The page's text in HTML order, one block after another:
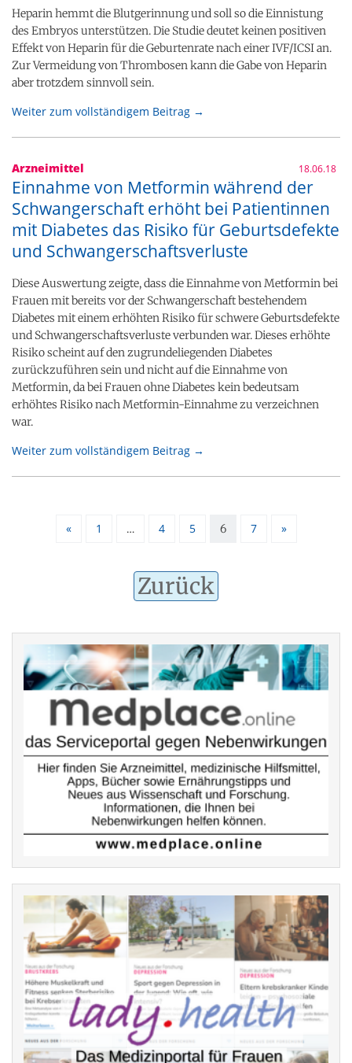
Heparin hemmt die Blutgerinnung und soll so die Einnistung
des Embryos unterstützen. Die Studie deutet keinen positiven
Effekt von Heparin für die Geburtenrate nach einer IVF/ICSI an.
Zur Vermeidung von Thrombosen kann die Gabe von Heparin
aber trotzdem sinnvoll sein.
Weiter zum vollständigem Beitrag →
Arzneimittel 18.06.18
Einnahme von Metformin während der
Schwangerschaft erhöht bei Patientinnen
mit Diabetes das Risiko für Geburtsdefekte
und Schwangerschaftsverluste
Diese Auswertung zeigte, dass die Einnahme von Metformin bei
Frauen mit bereits vor der Schwangerschaft bestehendem
Diabetes mit einem erhöhten Risiko für schwere Geburtsdefekte
und Schwangerschaftsverluste verbunden war. Dieses erhöhte
Risiko scheint auf den zugrundeliegenden Diabetes
zurückzuführen sein und nicht auf die Einnahme von
Metformin, da bei Frauen ohne Diabetes kein bedeutsam
erhöhtes Risiko nach Metformin-Einnahme zu verzeichnen
war.
Weiter zum vollständigem Beitrag →
« 1 … 4 5 6 7 »
Zurück